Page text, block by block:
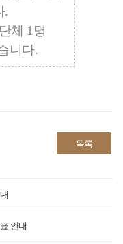
.
체 1명
니다.
목록
안내